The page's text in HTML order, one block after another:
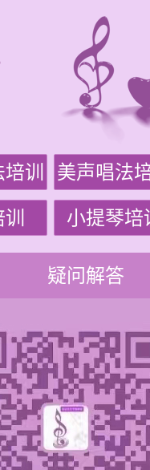
训 美声唱法培
小提琴培
疑问解答